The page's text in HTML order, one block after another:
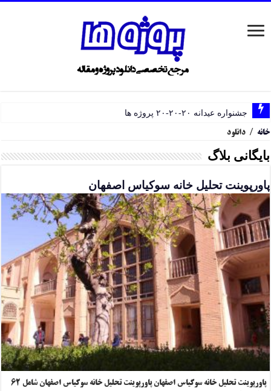
جشنواره عیدانه ۲۰-۲۰-۲۰ پروژه ها
خانه / دانلود
بایگانی بلاگ
پاورپوینت تحلیل خانه سوکیاس اصفهان
پاورپوینت تحلیل خانه سوکیاس اصفهان پاورپوینت تحلیل خانه سوکیاس اصفهان شامل ۶۲